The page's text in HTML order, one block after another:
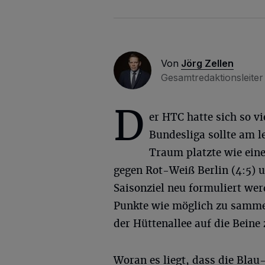
Von Jörg Zellen
Gesamtredaktionsleiter
D er HTC hatte sich so
Bundesliga sollte am
Traum platzte wie
gegen Rot-Weiß Berlin (4:5)
Saisonziel neu formuliert
Punkte wie möglich zu
der Hüttenallee auf die Beine
Woran es liegt, dass die